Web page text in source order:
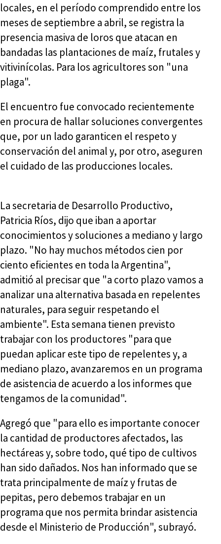
locales, en el período comprendido entre los
meses de septiembre a abril, se registra la
presencia masiva de loros que atacan en
bandadas las plantaciones de maíz, frutales y
vitivinícolas. Para los agricultores son "una
plaga".
El encuentro fue convocado recientemente
en procura de hallar soluciones convergentes
que, por un lado garanticen el respeto y
conservación del animal y, por otro, aseguren
el cuidado de las producciones locales.
La secretaria de Desarrollo Productivo,
Patricia Ríos, dijo que iban a aportar
conocimientos y soluciones a mediano y largo
plazo. "No hay muchos métodos cien por
ciento eficientes en toda la Argentina",
admitió al precisar que "a corto plazo vamos a
analizar una alternativa basada en repelentes
naturales, para seguir respetando el
ambiente". Esta semana tienen previsto
trabajar con los productores "para que
puedan aplicar este tipo de repelentes y, a
mediano plazo, avanzaremos en un programa
de asistencia de acuerdo a los informes que
tengamos de la comunidad".
Agregó que "para ello es importante conocer
la cantidad de productores afectados, las
hectáreas y, sobre todo, qué tipo de cultivos
han sido dañados. Nos han informado que se
trata principalmente de maíz y frutas de
pepitas, pero debemos trabajar en un
programa que nos permita brindar asistencia
desde el Ministerio de Producción", subrayó.